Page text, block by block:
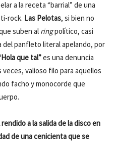
a la receta “barrial” de una
rock. Las Pelotas, si bien no
suben al ringpolítico, casi
panfleto literal apelando, por
que tal”es una denuncia
valioso filo para aquellos
facho y monocorde que
a la salida de la disco en
de una cenicienta que se